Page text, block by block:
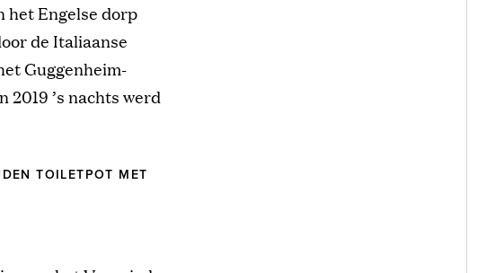
het Engelse dorp
de Italiaanse
Guggenheim-
2019 ’s nachts werd
TOILETPOT MET